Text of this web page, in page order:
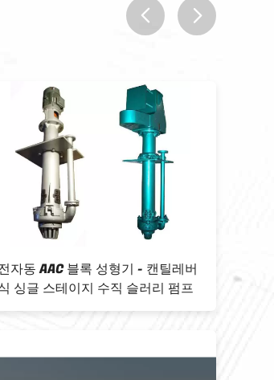
구축되기 위한 자동 경량 콘크리트
블록 생산 공장 - ISO9001 380V 회
전 크레인 AAC은 절단기를 차단합니